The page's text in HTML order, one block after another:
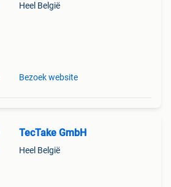
Heel België
Bezoek website
TecTake GmbH
Heel België